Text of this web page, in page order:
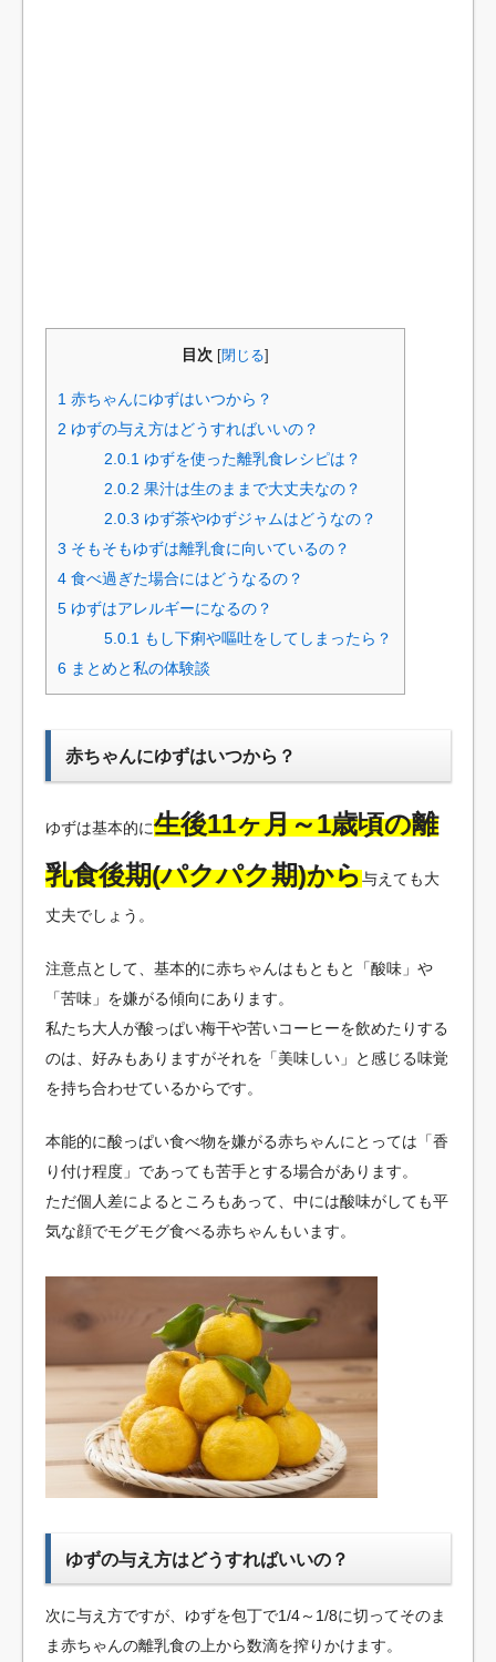
目次 閉じる
1 赤ちゃんにゆずはいつから？
2 ゆずの与え方はどうすればいいの？
2.0.1 ゆずを使った離乳食レシピは？
2.0.2 果汁は生のままで大丈夫なの？
2.0.3 ゆず茶やゆずジャムはどうなの？
3 そもそもゆずは離乳食に向いているの？
4 食べ過ぎた場合にはどうなるの？
5 ゆずはアレルギーになるの？
5.0.1 もし下痢や嘔吐をしてしまったら？
6 まとめと私の体験談
赤ちゃんにゆずはいつから？
ゆずは基本的に生後11ヶ月～1歳頃の離
乳食後期(パクパク期)から与えても大
丈夫でしょう。
注意点として、基本的に赤ちゃんはもともと「酸味」や
「苦味」を嫌がる傾向にあります。
私たち大人が酸っぱい梅干や苦いコーヒーを飲めたりする
のは、好みもありますがそれを「美味しい」と感じる味覚
を持ち合わせているからです。
本能的に酸っぱい食べ物を嫌がる赤ちゃんにとっては「香
り付け程度」であっても苦手とする場合があります。
ただ個人差によるところもあって、中には酸味がしても平
気な顔でモグモグ食べる赤ちゃんもいます。
ゆずの与え方はどうすればいいの？
次に与え方ですが、ゆずを包丁で1/4～1/8に切ってそのま
ま赤ちゃんの離乳食の上から数滴を搾りかけます。